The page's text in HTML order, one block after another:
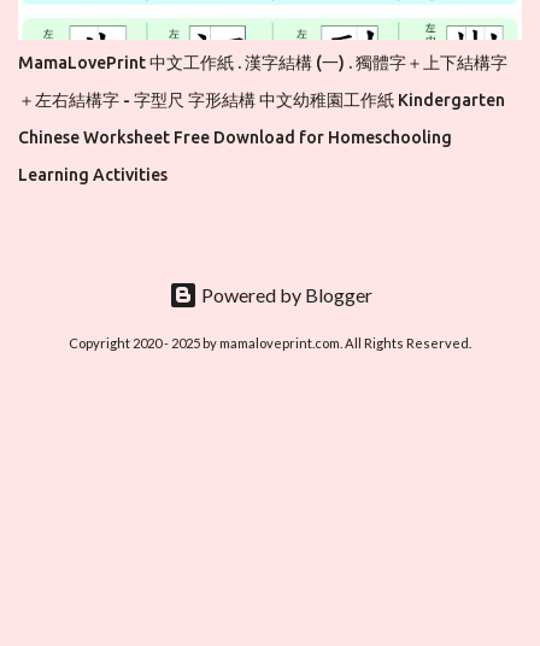
MamaLovePrint 中文工作紙 . 漢字結構 (一) . 獨體字＋上下結構字
＋左右結構字 - 字型尺 字形結構 中文幼稚園工作紙 Kindergarten
Chinese Worksheet Free Download for Homeschooling
Learning Activities
Powered by Blogger
Copyright 2020 - 2025 by mamaloveprint.com. All Rights Reserved.